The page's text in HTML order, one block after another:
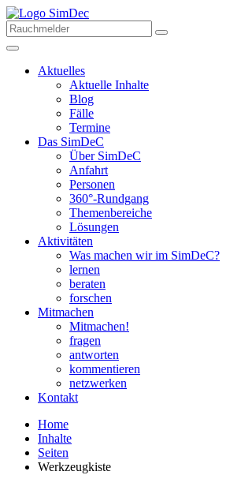
Aktuelles
Aktuelle Inhalte
Blog
Fälle
Termine
Das SimDeC
Über SimDeC
Anfahrt
Personen
360°-Rundgang
Themenbereiche
Lösungen
Aktivitäten
Was machen wir im SimDeC?
lernen
beraten
forschen
Mitmachen
Mitmachen!
fragen
antworten
kommentieren
netzwerken
Kontakt
Home
Inhalte
Seiten
Werkzeugkiste